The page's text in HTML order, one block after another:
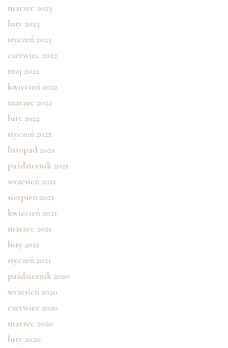
marzec 2023
luty 2023
styczeń 2023
czerwiec 2022
maj 2022
kwiecień 2022
marzec 2022
luty 2022
styczeń 2022
listopad 2021
październik 2021
wrzesień 2021
sierpień 2021
kwiecień 2021
marzec 2021
luty 2021
styczeń 2021
październik 2020
wrzesień 2020
czerwiec 2020
marzec 2020
luty 2020